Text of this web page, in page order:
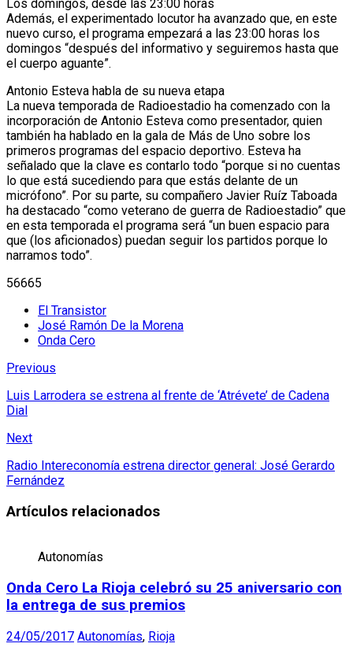
Los domingos, desde las 23:00 horas
Además, el experimentado locutor ha avanzado que, en este
nuevo curso, el programa empezará a las 23:00 horas los
domingos “después del informativo y seguiremos hasta que
el cuerpo aguante”.
Antonio Esteva habla de su nueva etapa
La nueva temporada de Radioestadio ha comenzado con la
incorporación de Antonio Esteva como presentador, quien
también ha hablado en la gala de Más de Uno sobre los
primeros programas del espacio deportivo. Esteva ha
señalado que la clave es contarlo todo “porque si no cuentas
lo que está sucediendo para que estás delante de un
micrófono”. Por su parte, su compañero Javier Ruíz Taboada
ha destacado “como veterano de guerra de Radioestadio” que
en esta temporada el programa será “un buen espacio para
que (los aficionados) puedan seguir los partidos porque lo
narramos todo”.
56665
El Transistor
José Ramón De la Morena
Onda Cero
Previous
Luis Larrodera se estrena al frente de ‘Atrévete’ de Cadena
Dial
Next
Radio Intereconomía estrena director general: José Gerardo
Fernández
Artículos relacionados
Autonomías
Onda Cero La Rioja celebró su 25 aniversario con
la entrega de sus premios
24/05/2017 Autonomías, Rioja